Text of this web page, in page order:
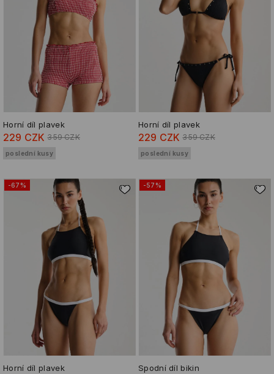
Horní díl plavek
229 CZK 359 CZK
poslední kusy
Horní díl plavek
229 CZK 359 CZK
poslední kusy
-67%
Horní díl plavek
-57%
Spodní díl bikin